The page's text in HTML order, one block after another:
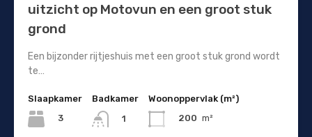
uitzicht op Motovun en een groot stuk
grond
Een bijzonder rijtjeshuis met een groot stuk grond wordt
te…
Slaapkamer
3
Badkamer
1
Woonoppervlak (m²)
200 m²